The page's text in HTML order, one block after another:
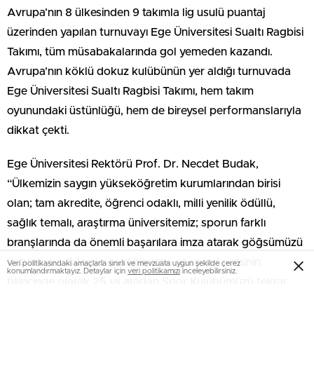
Avrupa’nın 8 ülkesinden 9 takımla lig usulü puantaj
üzerinden yapılan turnuvayı Ege Üniversitesi Sualtı Ragbisi
Takımı, tüm müsabakalarında gol yemeden kazandı.
Avrupa’nın köklü dokuz kulübünün yer aldığı turnuvada
Ege Üniversitesi Sualtı Ragbisi Takımı, hem takım
oyunundaki üstünlüğü, hem de bireysel performanslarıyla
dikkat çekti.
Ege Üniversitesi Rektörü Prof. Dr. Necdet Budak,
“Ülkemizin saygın yükseköğretim kurumlarından birisi
olan; tam akredite, öğrenci odaklı, milli yenilik ödüllü,
sağlık temalı, araştırma üniversitemiz; sporun farklı
branşlarında da önemli başarılara imza atarak göğsümüzü
kabartıyor. Göreve geldiğimizde sporun öneminin
Veri politikasındaki amaçlarla sınırlı ve mevzuata uygun şekilde çerez
konumlandırmaktayız. Detaylar için veri politikamızı inceleyebilirsiniz.